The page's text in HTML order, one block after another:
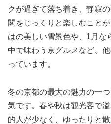
クが過ぎて落ち着き、静寂
閣をじっくりと楽しむこと
はの美しい雪景色や、1月な
中で味わう京グルメなど、
っています。
冬の京都の最大の魅力の一
気です。春や秋は観光客で
的人が少なく、ゆったりと